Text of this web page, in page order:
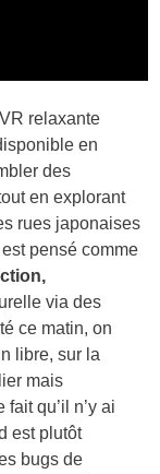
relaxante
en
des
en explorant
rues japonaises
pensé comme
via des
ce matin, on
libre, sur la
mais
qu’il n’y ai
est plutôt
bugs de